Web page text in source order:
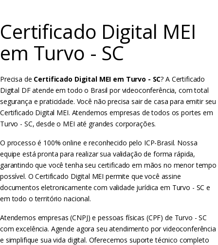
Certificado Digital MEI
em Turvo - SC
Precisa de Certificado Digital MEI em Turvo - SC? A Certificado
Digital DF atende em todo o Brasil por videoconferência, com total
segurança e praticidade. Você não precisa sair de casa para emitir seu
Certificado Digital MEI. Atendemos empresas de todos os portes em
Turvo - SC, desde o MEI até grandes corporações.
O processo é 100% online e reconhecido pelo ICP-Brasil. Nossa
equipe está pronta para realizar sua validação de forma rápida,
garantindo que você tenha seu certificado em mãos no menor tempo
possível. O Certificado Digital MEI permite que você assine
documentos eletronicamente com validade jurídica em Turvo - SC e
em todo o território nacional.
Atendemos empresas (CNPJ) e pessoas físicas (CPF) de Turvo - SC
com excelência. Agende agora seu atendimento por videoconferência
e simplifique sua vida digital. Oferecemos suporte técnico completo